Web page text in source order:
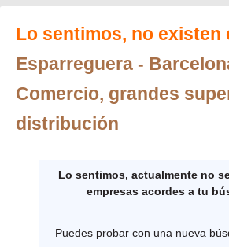
Lo sentimos, no existen
Esparreguera -
Comercio, grandes
distribución
Lo sentimos, actualmente no
empresas acordes a tu
Puedes probar con una nueva